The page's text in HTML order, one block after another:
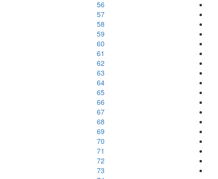
56
57
58
59
60
61
62
63
64
65
66
67
68
69
70
71
72
73